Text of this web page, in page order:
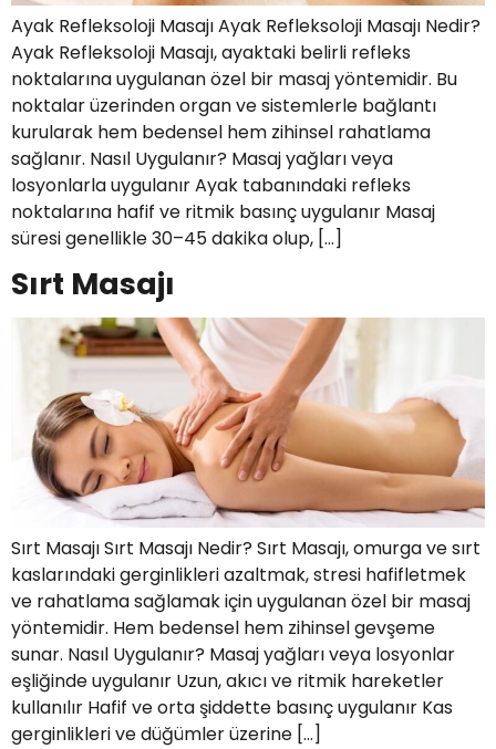
Ayak Refleksoloji Masajı Ayak Refleksoloji Masajı Nedir?
Ayak Refleksoloji Masajı, ayaktaki belirli refleks
noktalarına uygulanan özel bir masaj yöntemidir. Bu
noktalar üzerinden organ ve sistemlerle bağlantı
kurularak hem bedensel hem zihinsel rahatlama
sağlanır. Nasıl Uygulanır? Masaj yağları veya
losyonlarla uygulanır Ayak tabanındaki refleks
noktalarına hafif ve ritmik basınç uygulanır Masaj
süresi genellikle 30–45 dakika olup, […]
Sırt Masajı
Sırt Masajı Sırt Masajı Nedir? Sırt Masajı, omurga ve sırt
kaslarındaki gerginlikleri azaltmak, stresi hafifletmek
ve rahatlama sağlamak için uygulanan özel bir masaj
yöntemidir. Hem bedensel hem zihinsel gevşeme
sunar. Nasıl Uygulanır? Masaj yağları veya losyonlar
eşliğinde uygulanır Uzun, akıcı ve ritmik hareketler
kullanılır Hafif ve orta şiddette basınç uygulanır Kas
gerginlikleri ve düğümler üzerine […]